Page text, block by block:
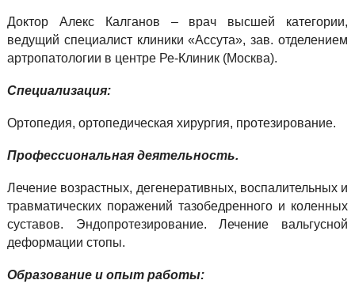
Доктор Алекс Калганов – врач высшей категории,
ведущий специалист клиники «Ассута», зав. отделением
артропатологии в центре Ре-Клиник (Москва).
Специализация:
Ортопедия, ортопедическая хирургия, протезирование.
Профессиональная деятельность.
Лечение возрастных, дегенеративных, воспалительных и
травматических поражений тазобедренного и коленных
суставов. Эндопротезирование. Лечение вальгусной
деформации стопы.
Образование и опыт работы: